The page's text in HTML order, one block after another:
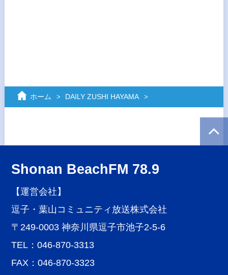
ホーム DAILY ZUSHI HAYAMA
Shonan BeachFM 78.9
【運営会社】
逗子・葉山コミュニティ放送株式会社
〒249-0003 神奈川県逗子市池子2-5-6
TEL：046-870-3313
FAX：046-870-3323